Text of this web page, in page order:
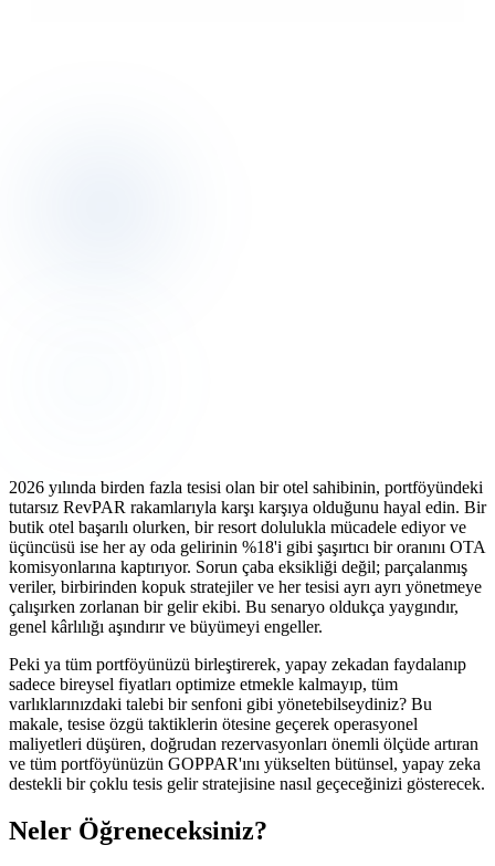
2026 yılında birden fazla tesisi olan bir otel sahibinin, portföyündeki
tutarsız RevPAR rakamlarıyla karşı karşıya olduğunu hayal edin. Bir
butik otel başarılı olurken, bir resort dolulukla mücadele ediyor ve
üçüncüsü ise her ay oda gelirinin %18'i gibi şaşırtıcı bir oranını OTA
komisyonlarına kaptırıyor. Sorun çaba eksikliği değil; parçalanmış
veriler, birbirinden kopuk stratejiler ve her tesisi ayrı ayrı yönetmeye
çalışırken zorlanan bir gelir ekibi. Bu senaryo oldukça yaygındır,
genel kârlılığı aşındırır ve büyümeyi engeller.
Peki ya tüm portföyünüzü birleştirerek, yapay zekadan faydalanıp
sadece bireysel fiyatları optimize etmekle kalmayıp, tüm
varlıklarınızdaki talebi bir senfoni gibi yönetebilseydiniz? Bu
makale, tesise özgü taktiklerin ötesine geçerek operasyonel
maliyetleri düşüren, doğrudan rezervasyonları önemli ölçüde artıran
ve tüm portföyünüzün GOPPAR'ını yükselten bütünsel, yapay zeka
destekli bir çoklu tesis gelir stratejisine nasıl geçeceğinizi gösterecek.
Neler Öğreneceksiniz?